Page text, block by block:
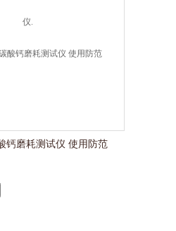
钙磨耗测试仪 使用防范